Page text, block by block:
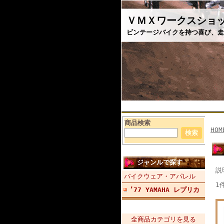
ＶＭＸワークスシ
ビンテージバイクを持つ喜び、
商品検索
ジャンルで探す
バイクウェア・アパレル
’77 YAMAHA レプリカ
全商品カテゴリを見る
1